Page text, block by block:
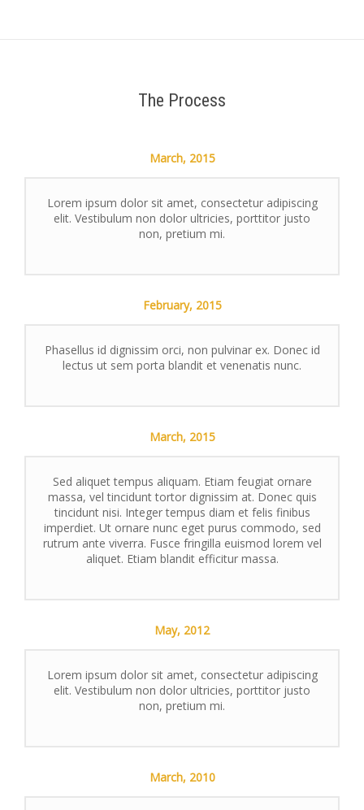
The Process
March, 2015
Lorem ipsum dolor sit amet, consectetur adipiscing
elit. Vestibulum non dolor ultricies, porttitor justo
non, pretium mi.
February, 2015
Phasellus id dignissim orci, non pulvinar ex. Donec id
lectus ut sem porta blandit et venenatis nunc.
March, 2015
Sed aliquet tempus aliquam. Etiam feugiat ornare
massa, vel tincidunt tortor dignissim at. Donec quis
tincidunt nisi. Integer tempus diam et felis finibus
imperdiet. Ut ornare nunc eget purus commodo, sed
rutrum ante viverra. Fusce fringilla euismod lorem vel
aliquet. Etiam blandit efficitur massa.
May, 2012
Lorem ipsum dolor sit amet, consectetur adipiscing
elit. Vestibulum non dolor ultricies, porttitor justo
non, pretium mi.
March, 2010